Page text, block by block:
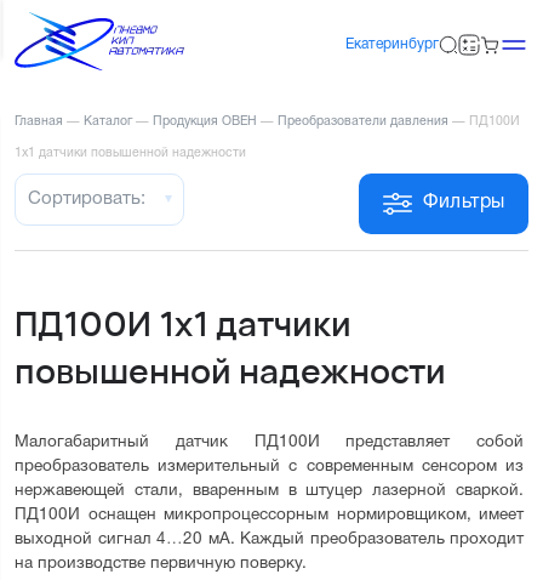
Екатеринбург
Главная — Каталог — Продукция ОВЕН — Преобразователи давления — ПД100И
1х1 датчики повышенной надежности
Фильтры
Сортировать:
ПД100И 1х1 датчики
повышенной надежности
Малогабаритный датчик ПД100И представляет собой
преобразователь измерительный с современным сенсором из
нержавеющей стали, вваренным в штуцер лазерной сваркой.
ПД100И оснащен микропроцессорным нормировщиком, имеет
выходной сигнал 4…20 мА. Каждый преобразователь проходит
на производстве первичную поверку.